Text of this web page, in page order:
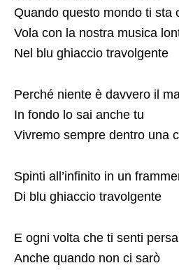
Quando questo mondo ti sta
Vola con la nostra musica
Nel blu ghiaccio travolgente
Perché niente è davvero il
In fondo lo sai anche tu
Vivremo sempre dentro una
Spinti all’infinito in un
Di blu ghiaccio travolgente
E ogni volta che ti senti persa
Anche quando non ci sarò